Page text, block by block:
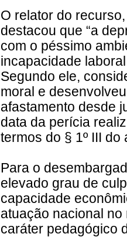
O relator do
destacou que “a
com o péssimo
incapacidade
Segundo ele,
moral e
afastamento desde
data da perícia
termos do § 1º III do
Para o
elevado grau de
capacidade
atuação nacional
caráter pedagógico